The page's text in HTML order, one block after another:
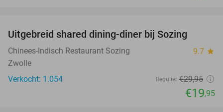
Uitgebreid shared dining-diner bij Sozing
Chinees-Indisch Restaurant Sozing 9.7 star
Zwolle
Verkocht: 1.054
Regulier €29,95
€19,95